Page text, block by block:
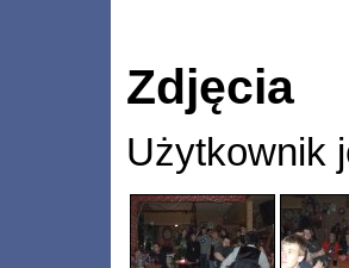
Zdjęcia
Użytkownik